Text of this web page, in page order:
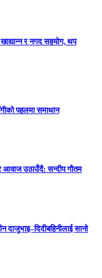
खाद्यान्न र नगद सहयोग, थप
पहलमा समाधान
आवाज उठाउँदै: सन्दीप गौतम
सानो